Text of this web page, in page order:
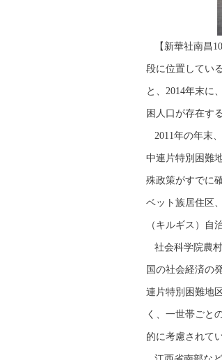
【新華社南昌
段に位置してい
と、2014年末に
困人口が存在す
2011年の年末
中連片特別困難
殊政策がすでに
ベット族居住区
（キルギス）自
社会科学院農
国の社会経済の
連片特別困難地
く、一世帯ごと
的に考慮されて